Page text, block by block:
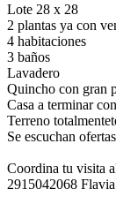
Lote 28 x 28
2 plantas ya con
4 habitaciones
3 baños
Lavadero
Quincho con gran
Casa a terminar
Terreno
Se escuchan
Coordina tu visita
2915042068